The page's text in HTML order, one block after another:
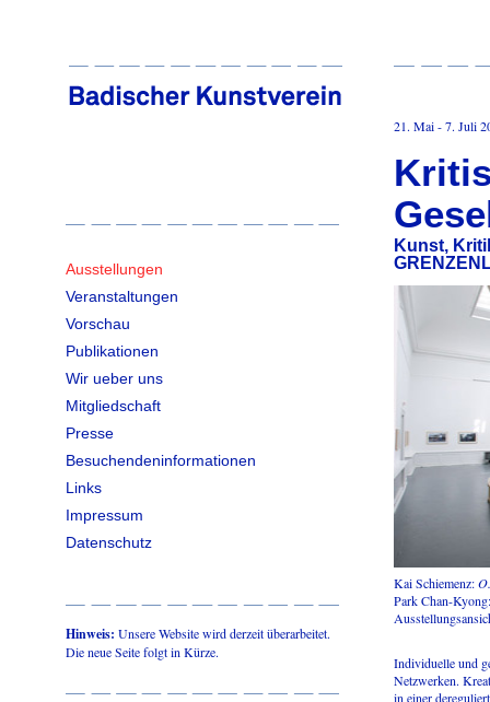
Ausstellungen
Veranstaltungen
Vorschau
Publikationen
Wir ueber uns
Mitgliedschaft
Presse
Besuchendeninformationen
Links
Impressum
Datenschutz
Hinweis: Unsere Website wird derzeit überarbeitet.
Die neue Seite folgt in Kürze.
21. Mai - 7. Juli
Kunst,
Kai Schiemenz:
Park Chan-
Individuelle und
Netzwerken.
in einer